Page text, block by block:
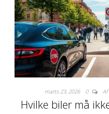
marts 23, 2026 0 Af
Hvilke biler må